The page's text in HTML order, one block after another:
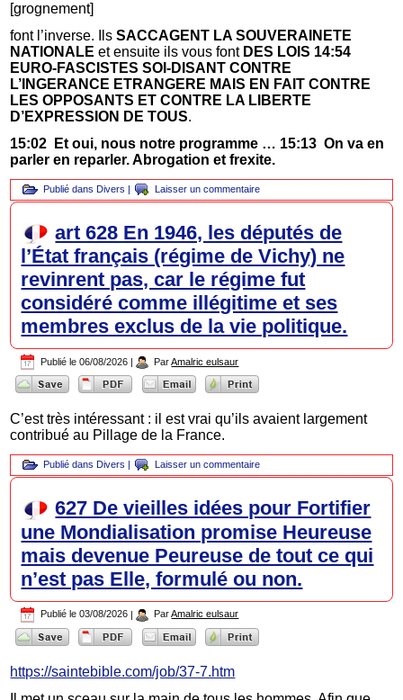
[grognement]
font l’inverse. IlsSACCAGENT LA SOUVERAINETE
NATIONALEet ensuite ils vous font DES LOIS 14:54
EURO-FASCISTES SOI-DISANT CONTRE
L’INGERANCE ETRANGERE MAIS EN FAIT CONTRE
LES OPPOSANTS ET CONTRE LA LIBERTE
D’EXPRESSION DE TOUS.
15:02 Et oui, nous notre programme … 15:13 On va en
parler en reparler. Abrogation et frexite.
Publié dans Divers | Laisser un commentaire
art 628 En 1946, les députés de
l’État français (régime de Vichy) ne
revinrent pas, car le régime fut
considéré comme illégitime et ses
membres exclus de la vie politique.
Publié le 06/08/2026 | Par Amalric eulsaur
C’est très intéressant : il est vrai qu’ils avaient largement
contribué au Pillage de la France.
Publié dans Divers Laisser un commentaire
627 De vieilles idées pour Fortifier
une Mondialisation promise Heureuse
mais devenue Peureuse de tout ce qui
n’est pas Elle, formulé ou non.
Publié le 03/08/2026 | Par Amalric eulsaur
https://saintebible.com/job/37-7.htm